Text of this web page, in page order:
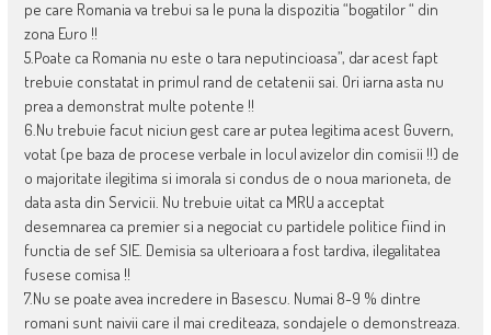
pe care Romania va trebui sa le puna la dispozitia “bogatilor “ din
zona Euro !!
5.Poate ca Romania nu este o tara neputincioasa”, dar acest fapt
trebuie constatat in primul rand de cetatenii sai. Ori iarna asta nu
prea a demonstrat multe potente !!
6.Nu trebuie facut niciun gest care ar putea legitima acest Guvern,
votat (pe baza de procese verbale in locul avizelor din comisii !!) de
o majoritate ilegitima si imorala si condus de o noua marioneta, de
data asta din Servicii. Nu trebuie uitat ca MRU a acceptat
desemnarea ca premier si a negociat cu partidele politice fiind in
functia de sef SIE. Demisia sa ulterioara a fost tardiva, ilegalitatea
fusese comisa !!
7.Nu se poate avea incredere in Basescu. Numai 8-9 % dintre
romani sunt naivii care il mai crediteaza, sondajele o demonstreaza.